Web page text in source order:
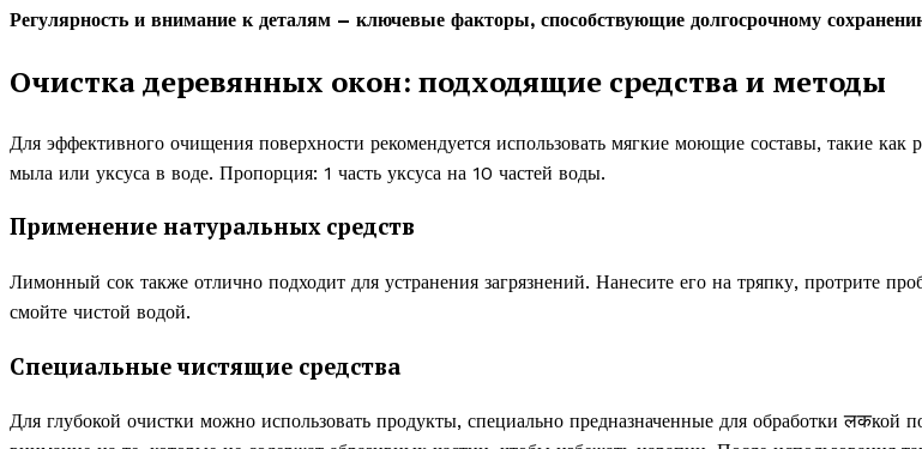
Регулярность и внимание к деталям – ключевые факторы, способствующие долгосрочному
Очистка деревянных окон: подходящие средства и методы
Для эффективного очищения поверхности рекомендуется использовать мягкие моющие составы, такие как
мыла или уксуса в воде. Пропорция: 1 часть уксуса на 10 частей воды.
Применение натуральных средств
Лимонный сок также отлично подходит для устранения загрязнений. Нанесите его на тряпку, протрите
смойте чистой водой.
Специальные чистящие средства
Для глубокой очистки можно использовать продукты, специально предназначенные для обработки लकкой